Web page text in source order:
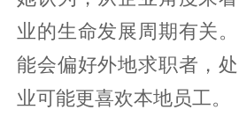
业的生命发展周期有关
能会偏好外地求职者，
业可能更喜欢本地员工。